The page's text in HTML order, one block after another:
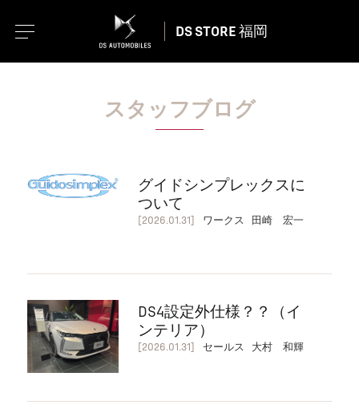
DS STORE 福岡
スタッフブログ
グイドシンプレックスに
ついて
[2026.01.31] ワークス 田崎 宏一
DS4設定外仕様？？（イ
ンテリア）
[2026.01.31] セールス 大村 和輝